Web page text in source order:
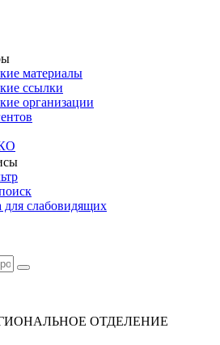
материалы
ссылки
организации
для слабовидящих
ОТДЕЛЕНИЕ